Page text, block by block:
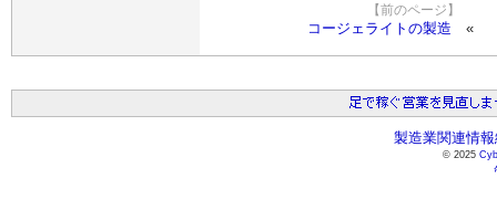
【前のページ】
コージェライトの製造
製造業関連情
© 2025